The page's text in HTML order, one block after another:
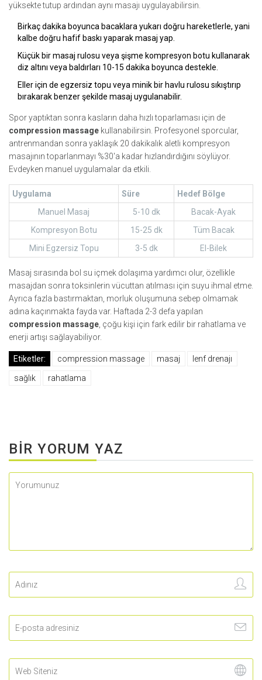
yüksekte tutup ardından aynı masajı uygulayabilirsin.
Birkaç dakika boyunca bacaklara yukarı doğru hareketlerle, yani
kalbe doğru hafif baskı yaparak masaj yap.
Küçük bir masaj rulosu veya şişme kompresyon botu kullanarak
diz altını veya baldırları 10-15 dakika boyunca destekle.
Eller için de egzersiz topu veya minik bir havlu rulosu sıkıştırıp
bırakarak benzer şekilde masaj uygulanabilir.
Spor yaptıktan sonra kasların daha hızlı toparlaması için de
compression massage kullanabilirsin. Profesyonel sporcular,
antrenmandan sonra yaklaşık 20 dakikalık aletli kompresyon
masajının toparlanmayı %30'a kadar hızlandırdığını söylüyor.
Evdeyken manuel uygulamalar da etkili.
Uygulama Süre
Hedef Bölge
Manuel Masaj
5-10 dk
Bacak-Ayak
Kompresyon Botu
15-25 dk
Tüm Bacak
Mini Egzersiz Topu
3-5 dk El-Bilek
Masaj sırasında bol su içmek dolaşıma yardımcı olur, özellikle
masajdan sonra toksinlerin vücuttan atılması için suyu ihmal etme.
Ayrıca fazla bastırmaktan, morluk oluşumuna sebep olmamak
adına kaçınmakta fayda var. Haftada 2-3 defa yapılan
compression massage, çoğu kişi için fark edilir bir rahatlama ve
enerji artışı sağlayabiliyor.
Etiketler: compression massage masaj lenf drenajı
sağlık rahatlama
BIR YORUM YAZ